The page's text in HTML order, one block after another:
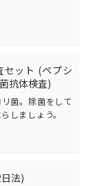
セット (ペプシ
抗体検査)
菌。除菌をして
しましょう。
法)